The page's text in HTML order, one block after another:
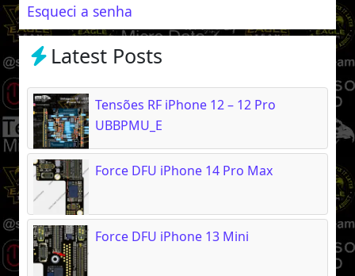
Esqueci a senha
Latest Posts
Tensões RF iPhone 12 – 12 Pro
UBBPMU_E
Force DFU iPhone 14 Pro Max
Force DFU iPhone 13 Mini